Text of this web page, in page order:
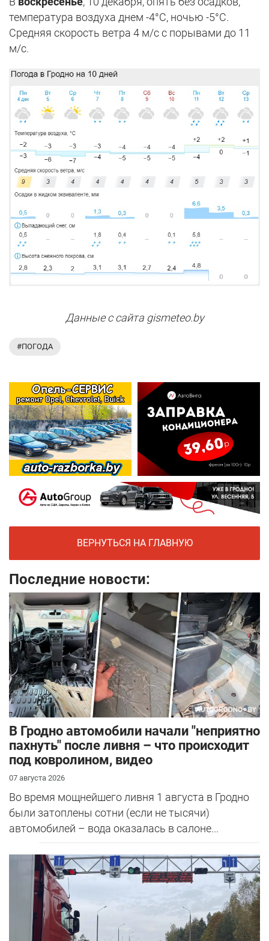
температура воздуха днем -4°С, ночью -5°С.
Средняя скорость ветра 4 м/с с порывами до 11
м/с.
Данные с сайта gismeteo.by
#ПОГОДА
ВЕРНУТЬСЯ НА ГЛАВНУЮ
Последние новости:
В Гродно автомобили начали "неприятно
пахнуть" после ливня – что происходит
под ковролином, видео
07 августа 2026
Во время мощнейшего ливня 1 августа в Гродно
были затоплены сотни (если не тысячи)
автомобилей – вода оказалась в салоне...